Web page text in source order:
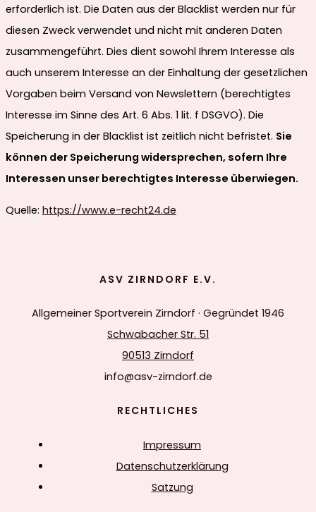
erforderlich ist. Die Daten aus der Blacklist werden nur für
diesen Zweck verwendet und nicht mit anderen Daten
zusammengeführt. Dies dient sowohl Ihrem Interesse als
auch unserem Interesse an der Einhaltung der gesetzlichen
Vorgaben beim Versand von Newslettern (berechtigtes
Interesse im Sinne des Art. 6 Abs. 1 lit. f DSGVO). Die
Speicherung in der Blacklist ist zeitlich nicht befristet. Sie
können der Speicherung widersprechen, sofern Ihre
Interessen unser berechtigtes Interesse überwiegen.
Quelle: https://www.e-recht24.de
ASV ZIRNDORF E.V.
Allgemeiner Sportverein Zirndorf · Gegründet 1946
Schwabacher Str. 51
90513 Zirndorf
info@asv-zirndorf.de
RECHTLICHES
Impressum
Datenschutzerklärung
Satzung